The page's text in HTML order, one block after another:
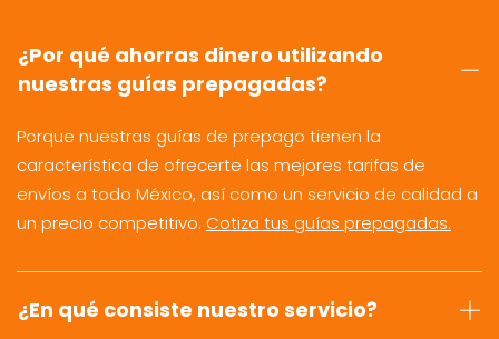
¿Por qué ahorras dinero utilizando
nuestras guías prepagadas?
Porque nuestras guías de prepago tienen la
característica de ofrecerte las mejores tarifas de
envíos a todo México, así como un servicio de calidad a
un precio competitivo. Cotiza tus guías prepagadas.
¿En qué consiste nuestro servicio?